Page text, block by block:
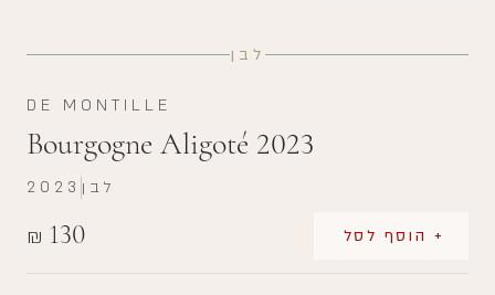
לבן
DE MONTILLE
Bourgogne Aligoté 2023
₪ 130 + הוסף לסל
2023 לבן